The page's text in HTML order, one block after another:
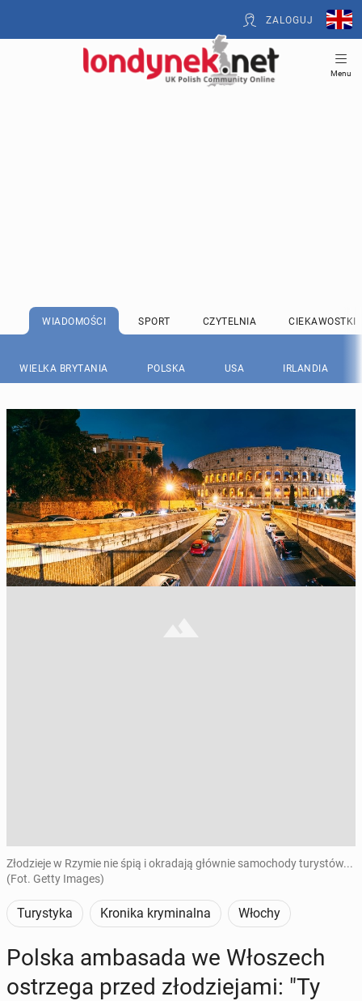
ZALOGUJ
Menu
WIADOMOŚCI SPORT CZYTELNIA CIEKAWOSTKI
WIELKA BRYTANIA POLSKA USA IRLANDIA
Złodzieje w Rzymie nie śpią i okradają głównie samochody turystów...
(Fot. Getty Images)
Turystyka Kronika kryminalna Włochy
Polska am­ba­sa­da we Wło­szech
ostrze­ga przed zło­dzie­ja­mi: "Ty